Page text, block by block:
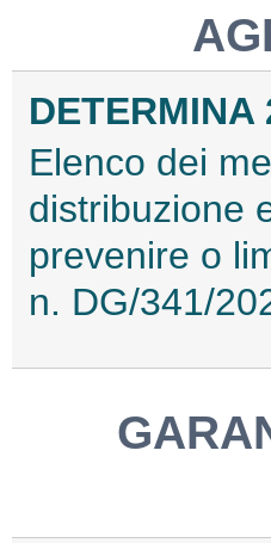
Elenco dei
distribuzione
prevenire o
n. DG/341/